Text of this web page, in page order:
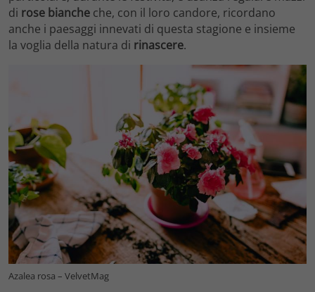
di rose bianche che, con il loro candore, ricordano
anche i paesaggi innevati di questa stagione e insieme
la voglia della natura di rinascere.
Azalea rosa – VelvetMag